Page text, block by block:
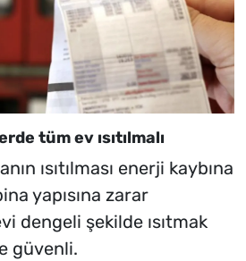
tüm ev ısıtılmalı
ısıtılması enerji kaybına
yapısına zarar
dengeli şekilde ısıtmak
güvenli.